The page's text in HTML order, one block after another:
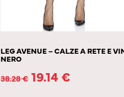
LEG AVENUE – CALZE A RETE E
NERO
38.28€ 19.14 €